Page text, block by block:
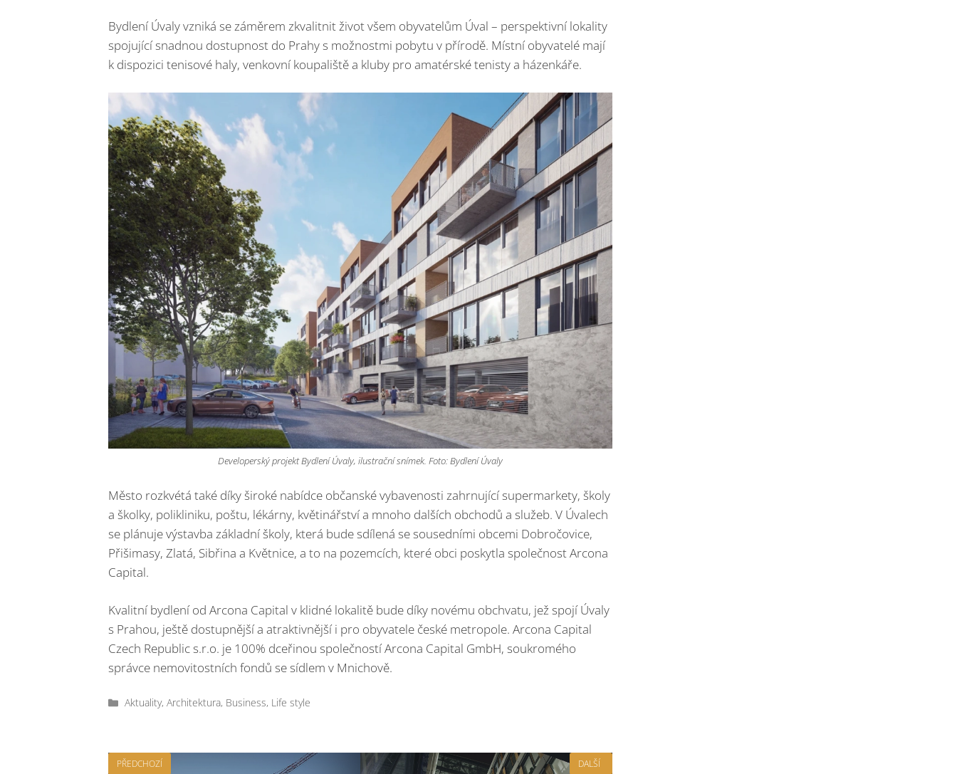
Bydlení Úvaly vzniká se záměrem zkvalitnit život všem obyvatelům Úval – perspektivní lokality
spojující snadnou dostupnost do Prahy s možnostmi pobytu v přírodě. Místní obyvatelé mají
k dispozici tenisové haly, venkovní koupaliště a kluby pro amatérské tenisty a házenkáře.
Developerský projekt Bydlení Úvaly, ilustrační snímek. Foto: Bydlení Úvaly
Město rozkvétá také díky široké nabídce občanské vybavenosti zahrnující supermarkety, školy
a školky, polikliniku, poštu, lékárny, květinářství a mnoho dalších obchodů a služeb. V Úvalech
se plánuje výstavba základní školy, která bude sdílená se sousedními obcemi Dobročovice,
Přišimasy, Zlatá, Sibřina a Květnice, a to na pozemcích, které obci poskytla společnost Arcona
Capital.
Kvalitní bydlení od Arcona Capital v klidné lokalitě bude díky novému obchvatu, jež spojí Úvaly
s Prahou, ještě dostupnější a atraktivnější i pro obyvatele české metropole. Arcona Capital
Czech Republic s.r.o. je 100% dceřinou společností Arcona Capital GmbH, soukromého
správce nemovitostních fondů se sídlem v Mnichově.
Rubriky
Aktuality,Architektura, Business, Life style
PŘEDCHOZÍ DALŠÍ